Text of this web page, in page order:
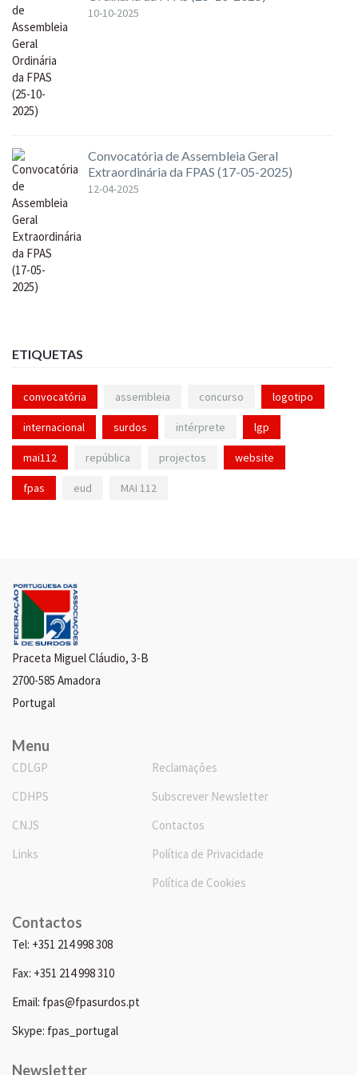
10-10-2025
Convocatória de Assembleia Geral
Extraordinária da FPAS (17-05-2025)
12-04-2025
ETIQUETAS
convocatória assembleia concurso logotipo
internacional surdos intérprete lgp
mai112 república projectos website
fpas eud MAI 112
Praceta Miguel Cláudio, 3-B
2700-585 Amadora
Portugal
Menu
CDLGP
CDHPS
CNJS
Links
Reclamações
Subscrever Newsletter
Contactos
Política de Privacidade
Política de Cookies
Contactos
Tel: +351 214 998 308
Fax: +351 214 998 310
Email: fpas@fpasurdos.pt
Skype: fpas_portugal
Newsletter